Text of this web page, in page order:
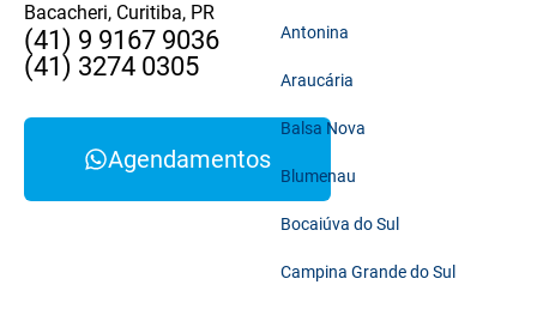
Bacacheri, Curitiba, PR
(41) 9 9167 9036
(41) 3274 0305
Agendamentos
Antonina
Araucária
Balsa Nova
Blumenau
Bocaiúva do Sul
Campina Grande do Sul